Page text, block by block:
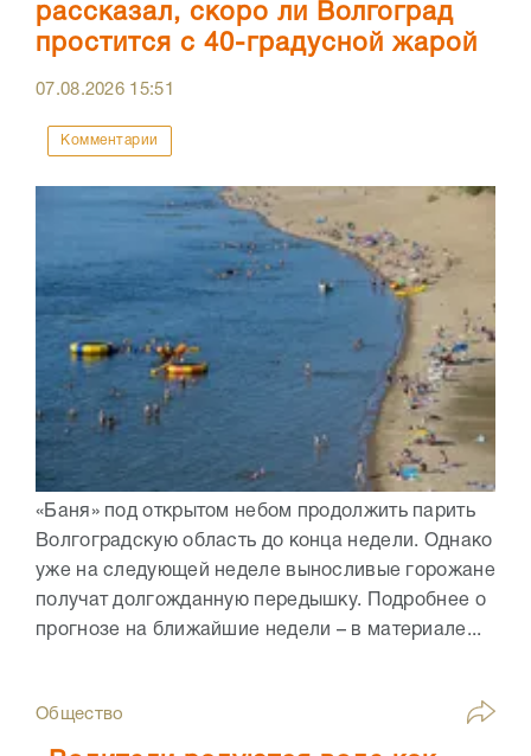
рассказал, скоро ли Волгоград
простится с 40-градусной жарой
07.08.2026 15:51
Комментарии
«Баня» под открытом небом продолжить парить
Волгоградскую область до конца недели. Однако
уже на следующей неделе выносливые горожане
получат долгожданную передышку. Подробнее о
прогнозе на ближайшие недели – в материале...
Общество